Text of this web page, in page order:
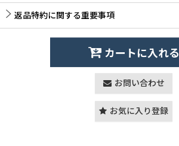
返品特約に関する重要事項
カートに入れる
お問い合わせ
お気に入り登録